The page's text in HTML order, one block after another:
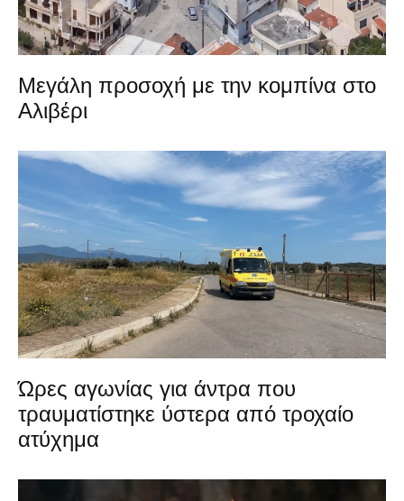
Μεγάλη προσοχή με την κομπίνα στο
Αλιβέρι
Ώρες αγωνίας για άντρα που
τραυματίστηκε ύστερα από τροχαίο
ατύχημα